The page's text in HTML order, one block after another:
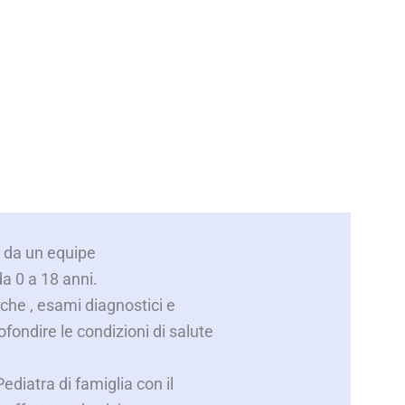
un equipe
0 a 18 anni.
, esami diagnostici e
le condizioni di salute
di famiglia con il